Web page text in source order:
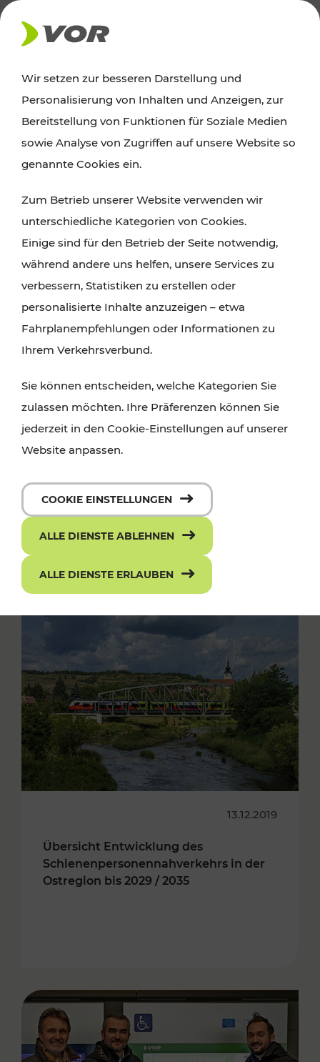
AKTUELLES
News
Alle wichtigen Meldungen zu Fahrplanänderungen,
finden Sie hier im Überblick.
13.12.2019
Übersicht Entwicklung des
Schienenpersonennahverkehrs in der
Ostregion bis 2029 / 2035
Wir setzen zur besseren Darstellung und
Personalisierung von Inhalten und Anzeigen, zur
Bereitstellung von Funktionen für Soziale Medien
sowie Analyse von Zugriffen auf unsere Website so
genannte Cookies ein.
Zum Betrieb unserer Website verwenden wir
unterschiedliche Kategorien von Cookies.
Einige sind für den Betrieb der Seite notwendig,
während andere uns helfen, unsere Services zu
verbessern, Statistiken zu erstellen oder
personalisierte Inhalte anzuzeigen – etwa
Fahrplanempfehlungen oder Informationen zu
Ihrem Verkehrsverbund.
Sie können entscheiden, welche Kategorien Sie
zulassen möchten. Ihre Präferenzen können Sie
jederzeit in den Cookie-Einstellungen auf unserer
Website anpassen.
COOKIE EINSTELLUNGEN
ALLE DIENSTE ABLEHNEN
ALLE DIENSTE ERLAUBEN